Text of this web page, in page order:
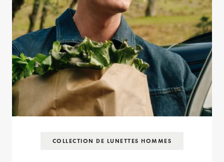
COLLECTION DE LUNETTES HOMMES